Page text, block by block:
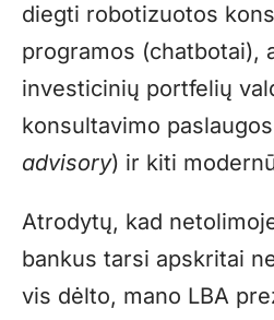
diegti robotizuotos
programos (chatbotai),
investicinių portfelių
konsultavimo
advisory) ir kiti
Atrodytų, kad
bankus tarsi apskritai
vis dėlto, mano LBA